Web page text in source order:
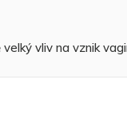
vliv na vznik